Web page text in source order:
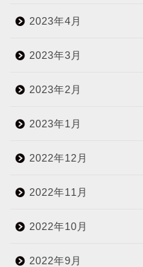
2023年4月
2023年3月
2023年2月
2023年1月
2022年12月
2022年11月
2022年10月
2022年9月